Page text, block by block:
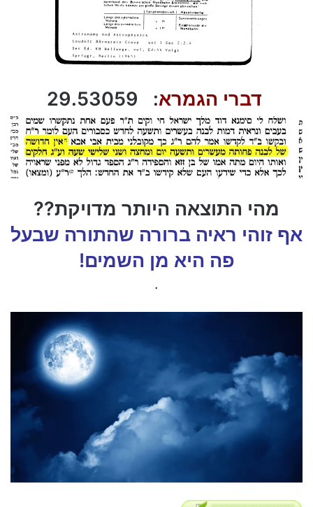
דברי הגמרא: 29.53059
מהי התוצאה היותר מדויקת??
אף זוהי ראיה ברורה שהתורה שבעל
פה היא מן השמים!
.